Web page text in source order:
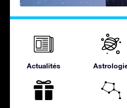
Actualités